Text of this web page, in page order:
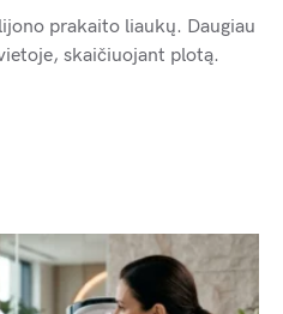
prakaito liaukų. Daugiau
skaičiuojant plotą.